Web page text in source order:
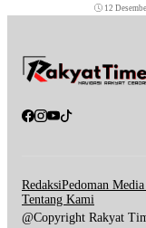
12
RedaksiPedoman
Tentang Kami
@Copyright Rakyat